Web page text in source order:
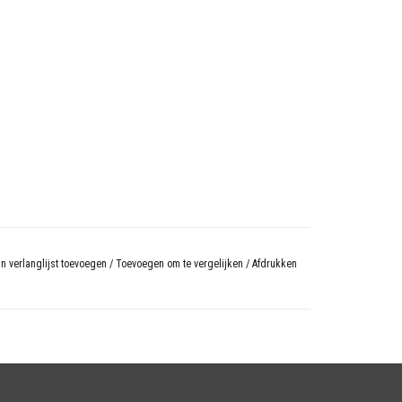
verlanglijst toevoegen / Toevoegen om te vergelijken / Afdrukken